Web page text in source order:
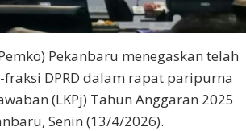
Pekanbaru menegaskan telah
DPRD dalam rapat paripurna
(LKPj) Tahun Anggaran 2025
Senin (13/4/2026).